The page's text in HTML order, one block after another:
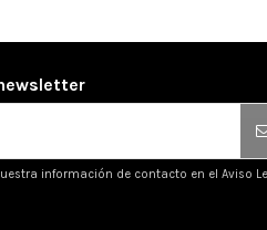
información de contacto en el Aviso